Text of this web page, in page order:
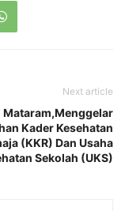
Next article
Mataram,Menggelar
Kader Kesehatan
(KKR) Dan Usaha
Sekolah (UKS)